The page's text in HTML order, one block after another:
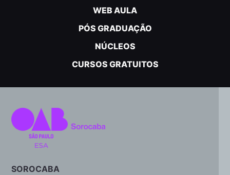
WEB AULA
PÓS GRADUAÇÃO
NÚCLEOS
CURSOS GRATUITOS
SOROCABA